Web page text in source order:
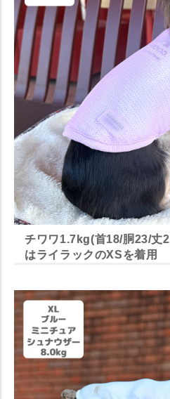
チワワ1.7kg(首18/胴23/丈
はライラックのXSを着用